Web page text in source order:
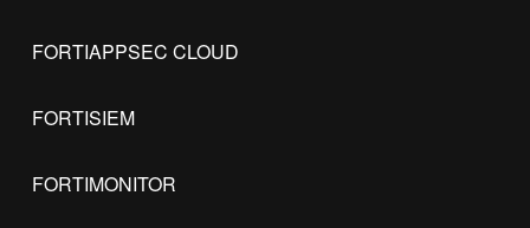
FORTIAPPSEC CLOUD
FORTISIEM
FORTIMONITOR